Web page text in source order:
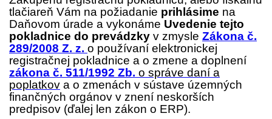
tlačiareň Vám na požiadanie prihlásime na
Daňovom úrade a vykonáme Uvedenie tejto
pokladnice do prevádzky v zmysle Zákona č.
289/2008 Z. z. o používaní elektronickej
registračnej pokladnice a o zmene a doplnení
zákona č. 511/1992 Zb. o správe daní a
poplatkov a o zmenách v sústave územných
finančných orgánov v znení neskorších
predpisov (ďalej len zákon o ERP).